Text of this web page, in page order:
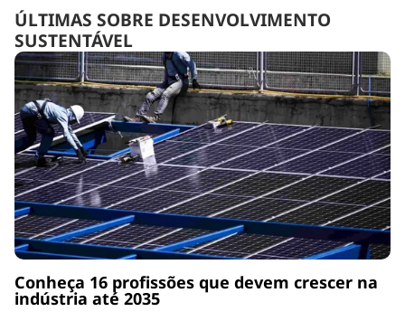
ÚLTIMAS SOBRE DESENVOLVIMENTO
SUSTENTÁVEL
Conheça 16 profissões que devem crescer na
indústria até 2035